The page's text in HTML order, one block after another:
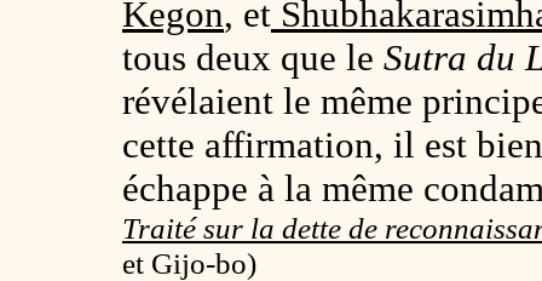
Kegon, et
tous deux que le Sutra du
révélaient le même
cette affirmation, il est
échappe à la même
Traité sur la dette de
et Gijo-bo)